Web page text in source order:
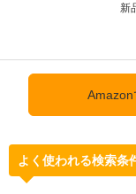
新
Amazon
よく使われる検索条